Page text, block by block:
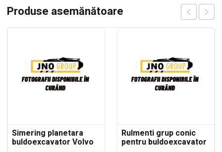
Produse asemănătoare
Simering planetara
buldoexcavator Volvo
Rulmenti grup conic
pentru buldoexcavator